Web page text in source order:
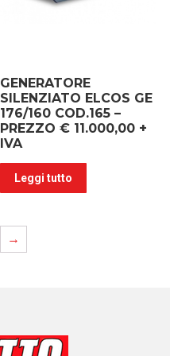
GENERATORE
SILENZIATO ELCOS GE
176/160 COD.165 –
PREZZO € 11.000,00 +
IVA
Leggi tutto
→